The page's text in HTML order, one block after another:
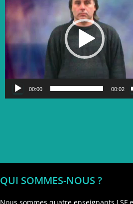
00:00 00:02
QUI SOMMES-NOUS ?